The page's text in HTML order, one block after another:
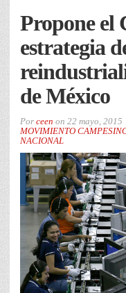
Propone el
estrategia
de México
Por ceen on 22 mayo, 2015
MOVIMIENTO
NACIONAL